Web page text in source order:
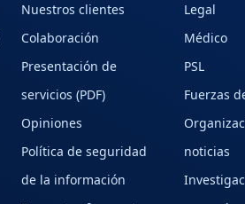
Nuestros clientes
Colaboración
Presentación de
servicios (PDF)
Opiniones
Política de seguridad
de la información
Legal
Médico
PSL
Fuerzas
noticias